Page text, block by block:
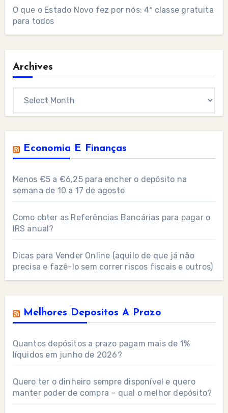
O que o Estado Novo fez por nós: 4ª classe gratuita
para todos
Archives
Economia E Finanças
Menos €5 a €6,25 para encher o depósito na
semana de 10 a 17 de agosto
Como obter as Referências Bancárias para pagar o
IRS anual?
Dicas para Vender Online (aquilo de que já não
precisa e fazê-lo sem correr riscos fiscais e outros)
Melhores Depositos A Prazo
Quantos depósitos a prazo pagam mais de 1%
líquidos em junho de 2026?
Quero ter o dinheiro sempre disponível e quero
manter poder de compra – qual o melhor depósito?